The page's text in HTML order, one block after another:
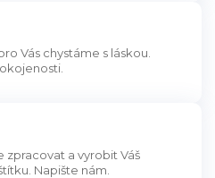
Vás chystáme s láskou.
zpracovat a vyrobit Váš
Napište nám.